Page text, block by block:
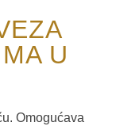
U
Omogućava